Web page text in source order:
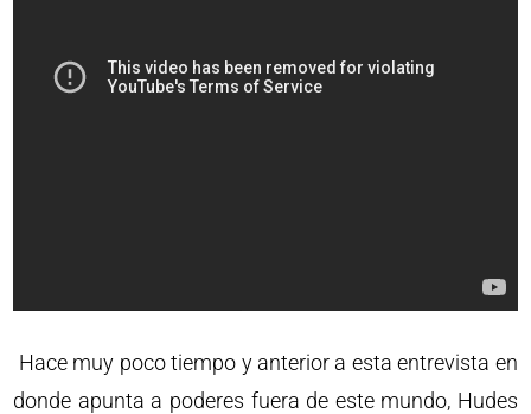
Hace muy poco tiempo y anterior a esta entrevista en
donde apunta a poderes fuera de este mundo, Hudes